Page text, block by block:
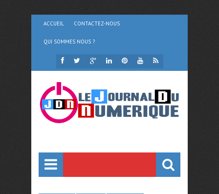
ACCUEIL CONTACTEZ-NOUS
QUI SOMMES NOUS ?